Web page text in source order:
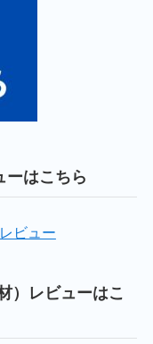
ーはこちら
ビュー
）レビューはこ